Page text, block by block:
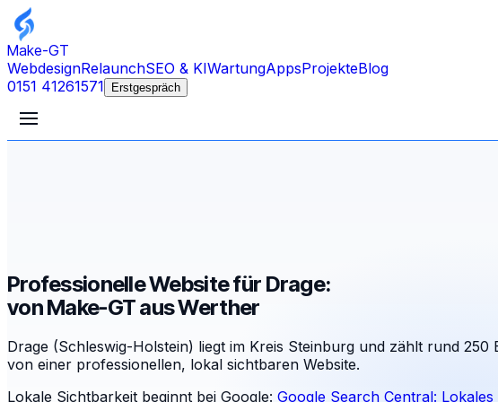
Make-GT
WebdesignRelaunchSEO & KIWartungAppsProjekteBlog
0151 41261571
Erstgespräch
Professionelle Website für Drage:
von Make-GT aus Werther
Drage (Schleswig-Holstein) liegt im Kreis Steinburg und zählt rund
von einer professionellen, lokal sichtbaren Website.
Lokale Sichtbarkeit beginnt bei Google: Google Search Central: Lokales